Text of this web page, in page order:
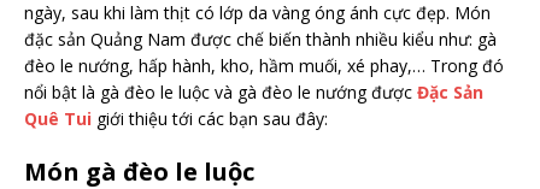
ngày, sau khi làm thịt có lớp da vàng óng ánh cực đẹp. Món
đặc sản Quảng Nam được chế biến thành nhiều kiểu như: gà
đèo le nướng, hấp hành, kho, hầm muối, xé phay,… Trong đó
nổi bật là gà đèo le luộc và gà đèo le nướng được Đặc Sản
Quê Tui giới thiệu tới các bạn sau đây:
Món gà đèo le luộc